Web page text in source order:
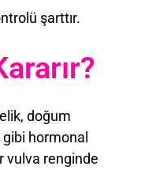
şarttır.
doğum
gibi hormonal
vulva renginde